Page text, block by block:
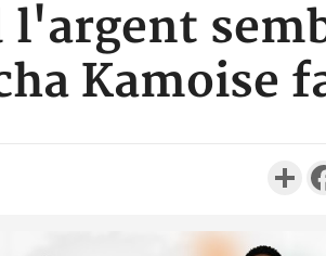
l'argent
Kamoise